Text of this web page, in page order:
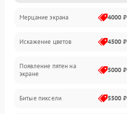
Подсветка и LED-модули
Звук и аудиосистема
Сигнал и приём каналов
Мерцание экрана 4000 ₽
Искажение цветов 4500 ₽
Появление пятен на
экране
5000 ₽
Битые пиксели 5500 ₽